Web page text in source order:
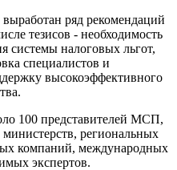
ряд рекомендаций
тезисов - необходимость
системы налоговых льгот,
специалистов и
высокоэффективного
100 представителей МСП,
региональных
компаний, международных
экспертов.